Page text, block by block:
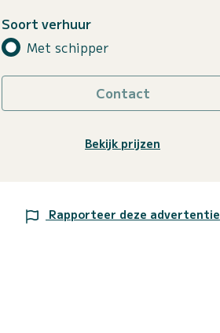
Soort verhuur
Met schipper
Contact
Bekijk prijzen
Rapporteer deze advertentie